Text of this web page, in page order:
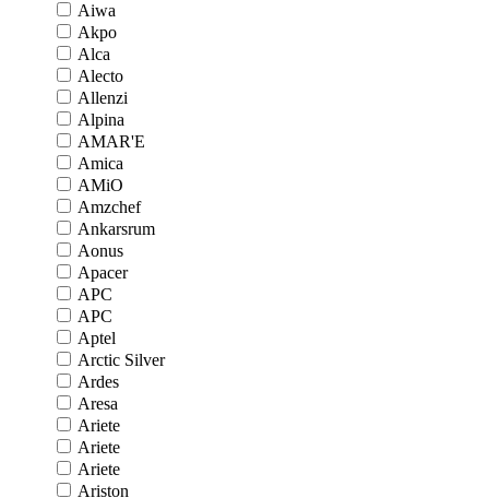
Aiwa
Akpo
Alca
Alecto
Allenzi
Alpina
AMAR'E
Amica
AMiO
Amzchef
Ankarsrum
Aonus
Apacer
APC
APC
Aptel
Arctic Silver
Ardes
Aresa
Ariete
Ariete
Ariete
Ariston